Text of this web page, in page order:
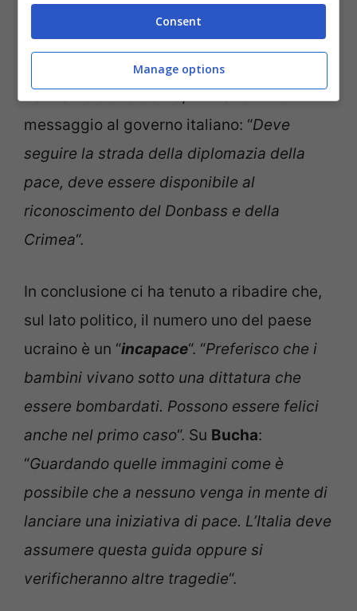
via della mediazione. In quel caso, per
Orsini, lo stesso Zelensky avrebbe dovuto
rinunciare alla Nato e dichiarare la
neutralità dell’Ucraina, rifiutando. Poi un
messaggio al governo italiano: “Deve
seguire la strada della diplomazia della
pace, deve essere disponibile al
riconoscimento del Donbass e della
Crimea“.
In conclusione ci ha tenuto a ribadire che,
sul lato politico, il numero uno del paese
ucraino è un “incapace“. “Preferisco che i
bambini vivano sotto una dittatura che
essere bombardati. Possono essere felici
anche nel primo caso“. Su Bucha:
“Guardando quelle immagini come è
possibile che a nessuno venga in mente di
lanciare una iniziativa di pace. L’Italia deve
assumere questa guida oppure si
verificheranno altre tragedie“.
Consent
Manage options